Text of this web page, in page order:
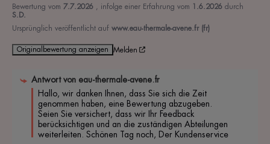
Bewertung vom 7.7.2026 , infolge einer Erfahrung vom 1.6.2026 durch
S.D.
Ursprünglich veröffentlicht auf www.eau-thermale-avene.fr (fr)
Originalbewertung anzeigen Melden
Antwort von eau-thermale-avene.fr
Hallo, wir danken Ihnen, dass Sie sich die Zeit
genommen haben, eine Bewertung abzugeben.
Seien Sie versichert, dass wir Ihr Feedback
berücksichtigen und an die zuständigen Abteilungen
weiterleiten. Schönen Tag noch, Der Kundenservice